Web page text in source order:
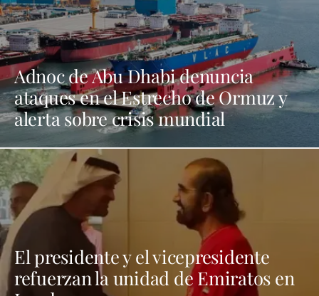
Adnoc de Abu Dhabi denuncia
ataques en el Estrecho de Ormuz y
alerta sobre crisis mundial
El presidente y el vicepresidente
refuerzan la unidad de Emiratos en